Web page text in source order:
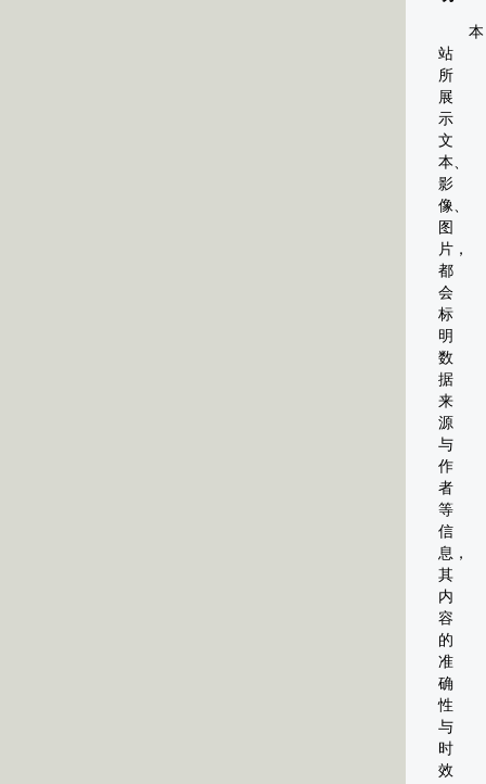
本
站
所
展
示
文
本、
影
像、
图
片，
都
会
标
明
数
据
来
源
与
作
者
等
信
息，
其
内
容
的
准
确
性
与
时
效